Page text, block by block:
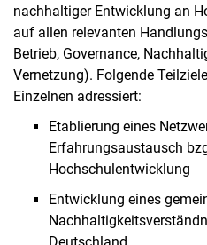
nachhaltiger Entwicklung an
auf allen relevanten
Betrieb, Governance,
Vernetzung). Folgende
Einzelnen adressiert:
Etablierung eines
Erfahrungsaustausch
Hochschulentwicklung
Entwicklung eines